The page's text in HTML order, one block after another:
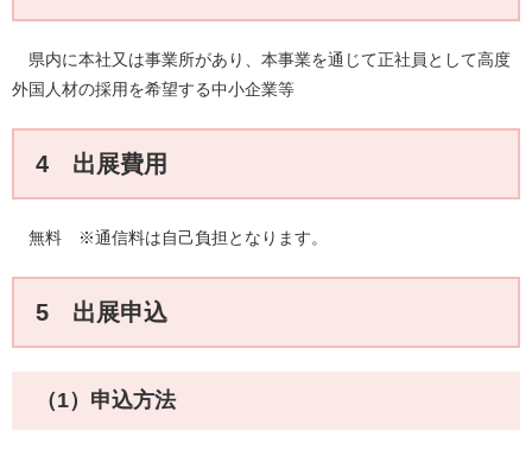
県内に本社又は事業所があり、本事業を通じて正社員として高度
外国人材の採用を希望する中小企業等
4 出展費用
無料 ※通信料は自己負担となります。
5 出展申込
（1）申込方法